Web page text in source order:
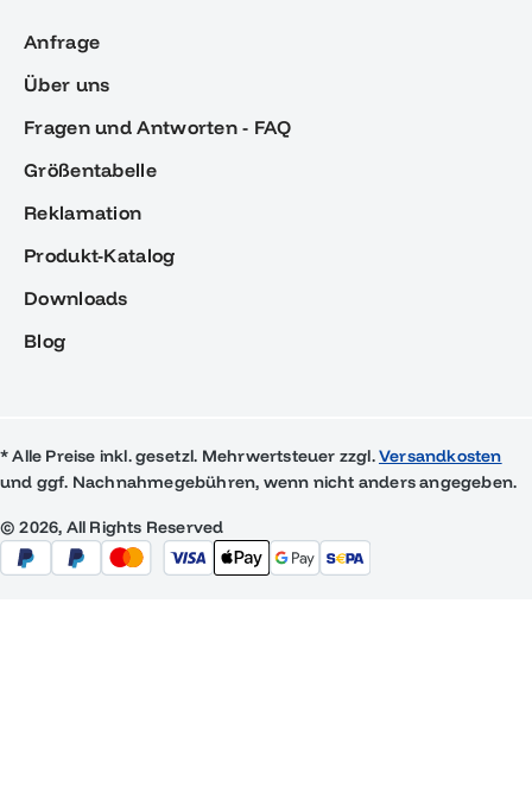
Anfrage
Über uns
Fragen und Antworten - FAQ
Größentabelle
Reklamation
Produkt-Katalog
Downloads
Blog
* Alle Preise inkl. gesetzl. Mehrwertsteuer zzgl.Versandkosten
und ggf. Nachnahmegebühren, wenn nicht anders angegeben.
© 2026, All Rights Reserved